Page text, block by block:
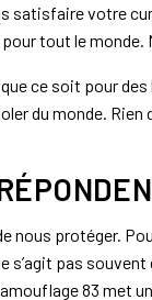
satisfaire votre
tout le
ce soit pour
du monde.
nous protéger.
s’agit pas
83 met